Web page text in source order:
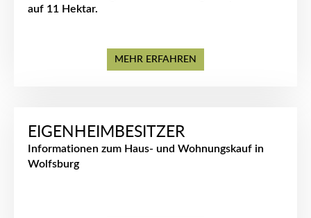
auf 11 Hektar.
MEHR ERFAHREN
EIGENHEIMBESITZER
Informationen zum Haus- und Wohnungskauf in
Wolfsburg